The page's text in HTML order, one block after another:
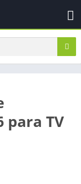
para TV